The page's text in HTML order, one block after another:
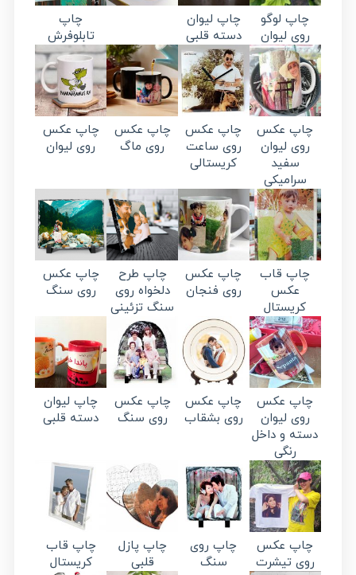
چاپ لوگو
روی لیوان
چاپ لیوان
دسته قلبی
چاپ
تابلوفرش
چاپ عکس
روی لیوان
سفید
سرامیکی
چاپ عکس
روی ساعت
کریستالی
چاپ عکس
روی ماگ
چاپ عکس
روی لیوان
چاپ قاب
عکس
کریستال
چاپ عکس
روی فنجان
چاپ طرح
دلخواه روی
سنگ تزئینی
چاپ عکس
روی سنگ
چاپ عکس
روی لیوان
دسته و داخل
رنگی
چاپ عکس
روی بشقاب
چاپ عکس
روی سنگ
چاپ لیوان
دسته قلبی
چاپ عکس
روی تیشرت
چاپ روی
سنگ
چاپ پازل
قلبی
چاپ قاب
کریستال